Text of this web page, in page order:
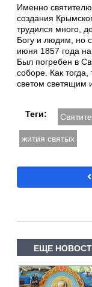
Именно
создания
трудился много,
Богу и людям, но
июня 1857 года на
Был погребен в
соборе. Как
светом светящим
Теги:
жития святых
ЕЩЕ